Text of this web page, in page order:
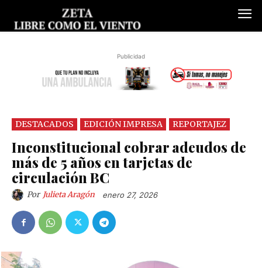
Publicidad
DESTACADOS EDICIÓN IMPRESA REPORTAJEZ
Inconstitucional cobrar adeudos de
más de 5 años en tarjetas de
circulación BC
Por Julieta Aragón enero 27, 2026